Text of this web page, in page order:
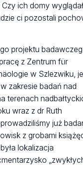
ich domy
ci pozostali
projektu
z Zentrum für
w Szlezwiku,
zakresie badań nad
terenach
wraz z dr Ruth
już
z grobami
lokalizacja